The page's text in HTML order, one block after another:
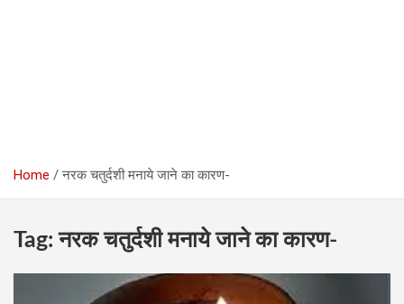
Home नरक चतुर्दशी मनाये जाने का कारण-
Tag:नरक चतुर्दशी मनाये जाने का कारण-